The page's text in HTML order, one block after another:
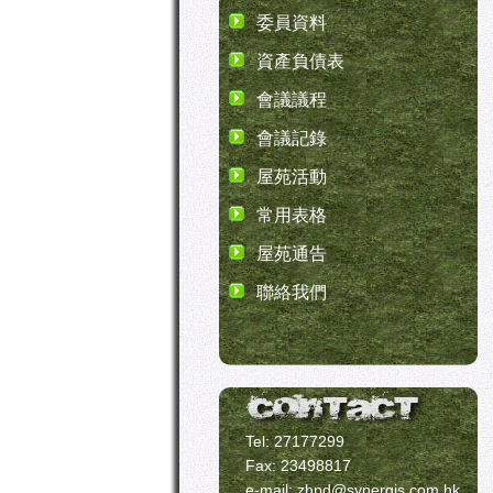
委員資料
資產負債表
會議議程
會議記錄
屋苑活動
常用表格
屋苑通告
聯絡我們
Tel: 27177299
Fax: 23498817